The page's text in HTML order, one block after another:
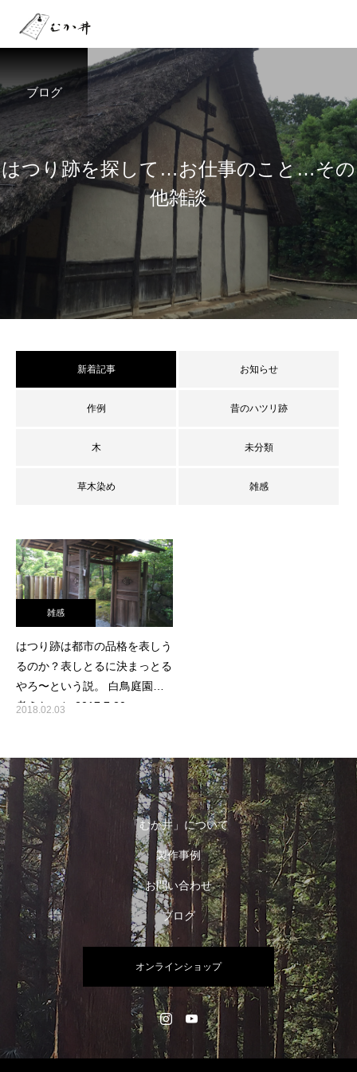
ブログ
はつり跡を探 して …お仕事のこ と…その
他雑談
新着記事 お知らせ
作例 昔のハツリ跡
木 未分類
草木染め 雑感
雑感
はつり跡は都市の品格を表しう
るのか？表しとるに決まっとる
やろ〜という説。 白鳥庭園で
考えたこと 2017.7.20
2018.02.03
「むか井」について
製作事例
お問い合わせ
ブログ
オンラインショップ